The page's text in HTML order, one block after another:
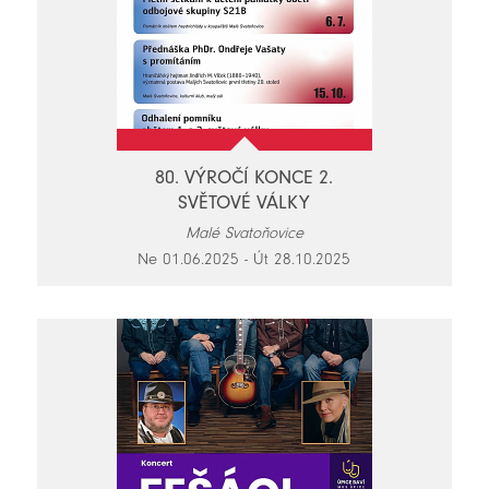
80. VÝROČÍ KONCE 2.
SVĚTOVÉ VÁLKY
Malé Svatoňovice
Ne 01.06.2025 - Út 28.10.2025